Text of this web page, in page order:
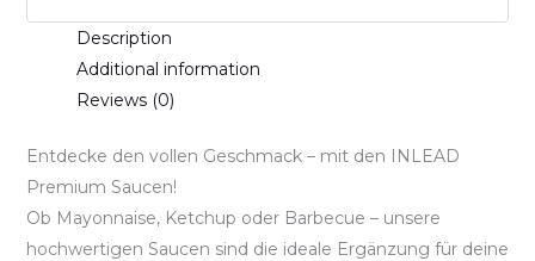
Description
Additional information
Reviews (0)
Entdecke den vollen Geschmack – mit den INLEAD
Premium Saucen!
Ob Mayonnaise, Ketchup oder Barbecue – unsere
hochwertigen Saucen sind die ideale Ergänzung für deine